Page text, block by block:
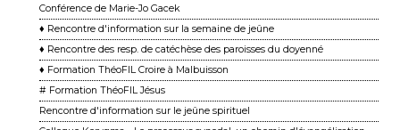
Conférence de Marie-Jo Gacek
♦ Rencontre d'information sur la semaine de jeûne
♦ Rencontre des resp. de catéchèse des paroisses du doyenné
♦ Formation ThéoFIL Croire à Malbuisson
# Formation ThéoFIL Jésus
Rencontre d'information sur le jeûne spirituel